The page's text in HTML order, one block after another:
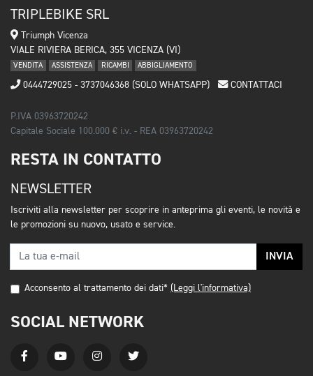
TRIPLEBIKE SRL
Triumph Vicenza
VIALE RIVIERA BERICA, 355 VICENZA (VI)
VENDITA ASSISTENZA RICAMBI ABBIGLIAMENTO
0444729025 - 3737046368 (SOLO WHATSAPP) CONTATTACI
P.IVA 03963720242
Capitale Sociale 100.000 € i.v. - REA 03963720242
RESTA IN CONTATTO
NEWSLETTER
Iscriviti alla newsletter per scoprire in anteprima gli eventi, le novità e
le promozioni su nuovo, usato e service.
INVIA
Acconsento al trattamento dei dati* (Leggi l'informativa)
SOCIAL NETWORK